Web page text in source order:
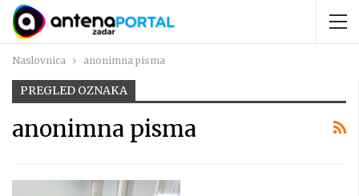
Naslovnica anonimna pisma
PREGLED OZNAKA
anonimna pisma